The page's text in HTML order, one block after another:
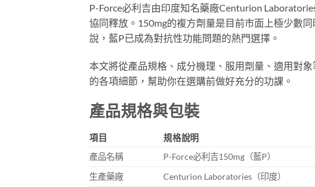
P-Force必利吉由印度知名藥廠Centurion
協同釋放。150mg的複方劑量是目前市面上極少數
說，藍P已成為對抗性功能問題的熱門選擇。
本文將從產品規格、成分機理、服用劑量、適用對
的各項細節，幫助你在選購前做好充分的功課。
產品規格與包裝
項目
規格說明
產品名稱
P-Force必利吉150mg（藍P）
生產藥廠
Centurion Laboratories（印度）